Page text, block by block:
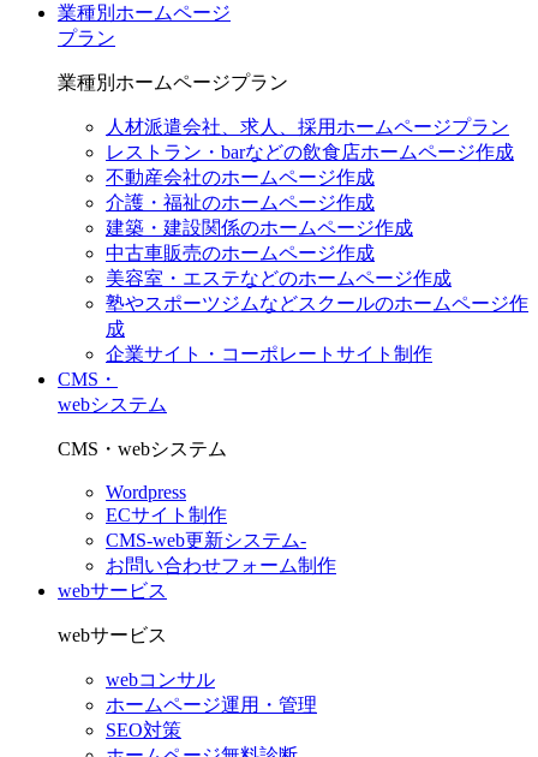
業種別ホームページ
プラン
業種別ホームページプラン
人材派遣会社、求人、採用ホームページプラン
レストラン・barなどの飲食店ホームページ作成
不動産会社のホームページ作成
介護・福祉のホームページ作成
建築・建設関係のホームページ作成
中古車販売のホームページ作成
美容室・エステなどのホームページ作成
塾やスポーツジムなどスクールのホームページ作
成
企業サイト・コーポレートサイト制作
CMS・
webシステム
CMS・webシステム
Wordpress
ECサイト制作
CMS-web更新システム-
お問い合わせフォーム制作
webサービス
webサービス
webコンサル
ホームページ運用・管理
SEO対策